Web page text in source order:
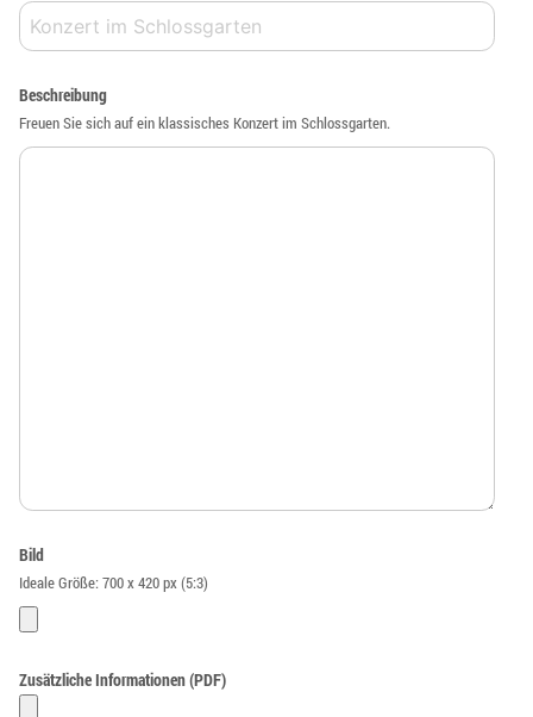
Beschreibung
Freuen Sie sich auf ein klassisches Konzert im Schlossgarten.
Bild
Ideale Größe: 700 x 420 px (5:3)
Zusätzliche Informationen (PDF)